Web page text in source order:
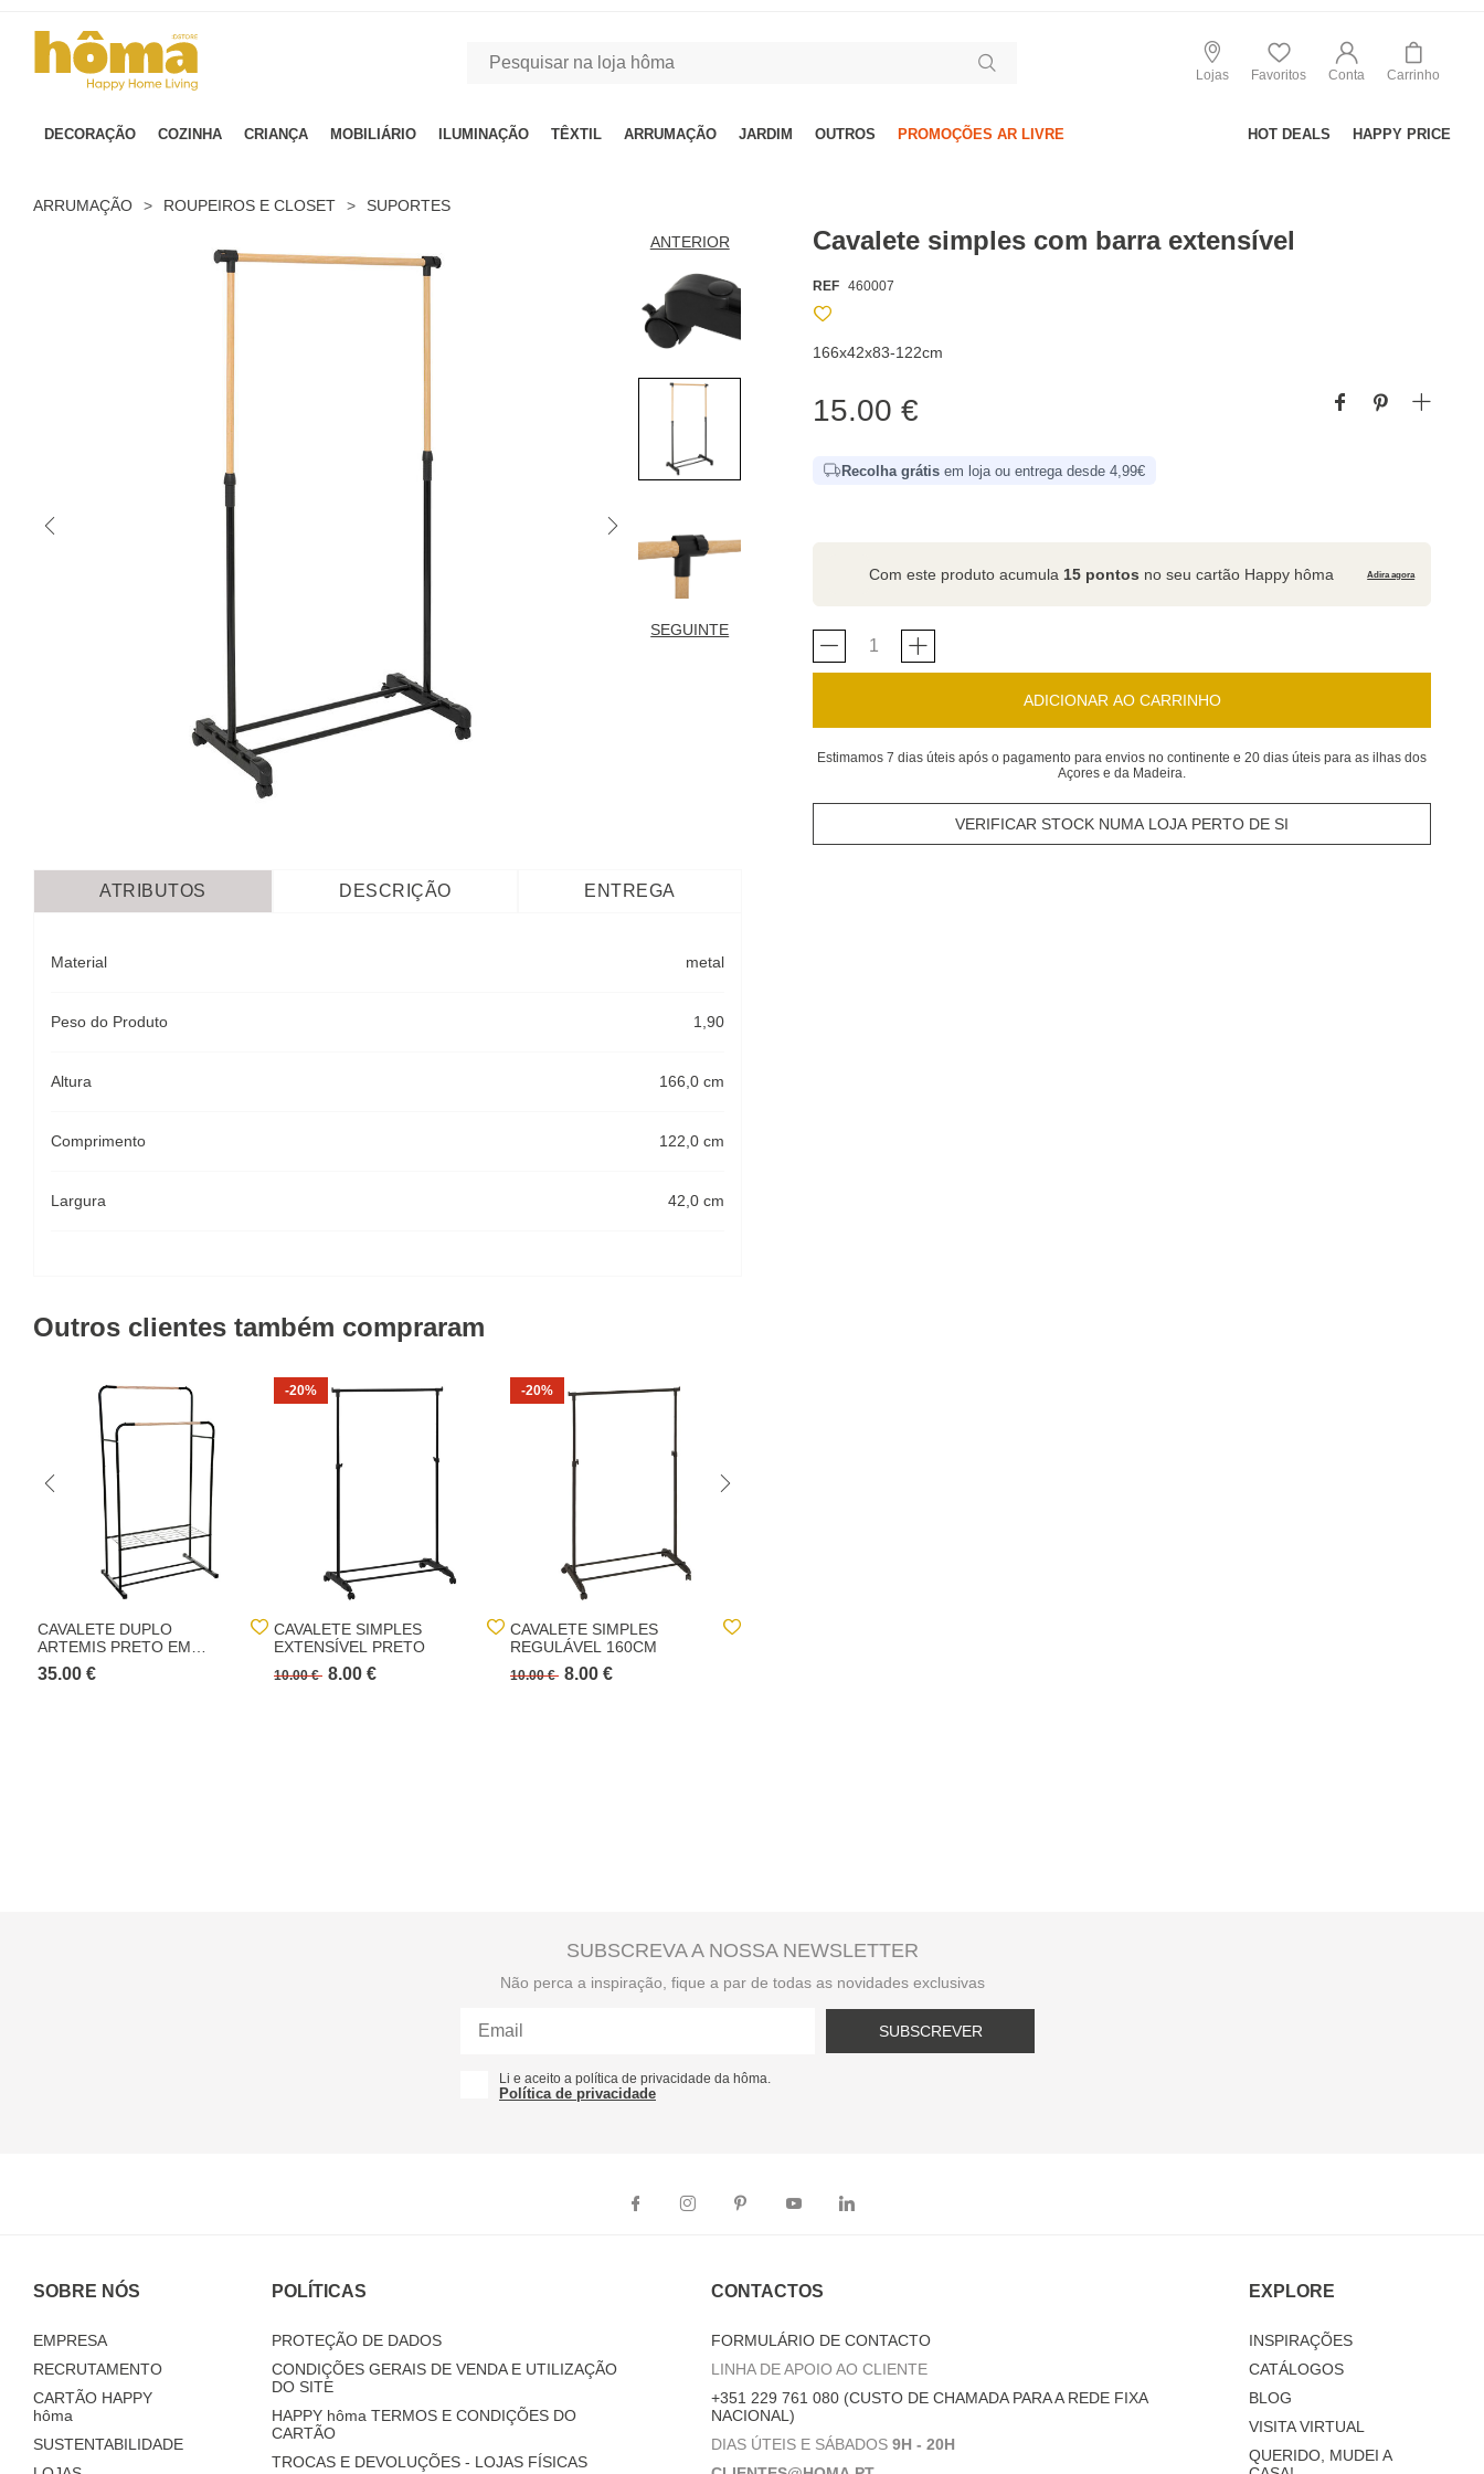
Lojas Favoritos Conta Carrinho
DECORAÇÃO COZINHA CRIANÇA MOBILIÁRIO ILUMINAÇÃO TÊXTIL ARRUMAÇÃO JARDIM OUTROS PROMOÇÕES AR LIVRE HOT DEALS HAPPY PRICE
ARRUMAÇÃO > ROUPEIROS E CLOSET > SUPORTES
ANTERIOR
SEGUINTE
Cavalete simples com barra extensível
REF 460007
166x42x83-122cm
15.00 €
Recolha grátis em loja ou entrega desde 4,99€
Com este produto acumula 15 pontos no seu cartão Happy hôma Adira agora
ADICIONAR AO CARRINHO
Estimamos 7 dias úteis após o pagamento para envios no continente e 20 dias úteis para as ilhas dos
Açores e da Madeira.
VERIFICAR STOCK NUMA LOJA PERTO DE SI
ATRIBUTOS DESCRIÇÃO ENTREGA
Material metal
Peso do Produto 1,90
Altura 166,0 cm
Comprimento 122,0 cm
Largura 42,0 cm
Outros clientes também compraram
CAVALETE DUPLO
ARTEMIS PRETO EM
METAL 150CM
35.00 €
-20%
CAVALETE SIMPLES
EXTENSÍVEL PRETO
10.00 € 8.00 €
-20%
CAVALETE SIMPLES
REGULÁVEL 160CM
10.00 € 8.00 €
SUBSCREVA A NOSSA NEWSLETTER
Não perca a inspiração, fique a par de todas as novidades exclusivas
SUBSCREVER
Li e aceito a política de privacidade da hôma.
Política de privacidade
SOBRE NÓS
EMPRESA
RECRUTAMENTO
CARTÃO HAPPY
hôma
SUSTENTABILIDADE
POLÍTICAS
PROTEÇÃO DE DADOS
CONDIÇÕES GERAIS DE VENDA E UTILIZAÇÃO
DO SITE
HAPPY hôma TERMOS E CONDIÇÕES DO
CARTÃO
TROCAS E DEVOLUÇÕES - LOJAS FÍSICAS
CONTACTOS
FORMULÁRIO DE CONTACTO
LINHA DE APOIO AO CLIENTE
+351 229 761 080 (CUSTO DE CHAMADA PARA A REDE FIXA
NACIONAL)
DIAS ÚTEIS E SÁBADOS 9H - 20H
EXPLORE
INSPIRAÇÕES
CATÁLOGOS
BLOG
VISITA VIRTUAL
QUERIDO, MUDEI A